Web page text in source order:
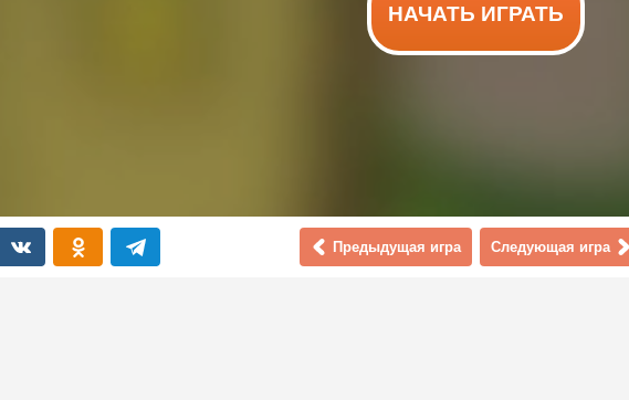
НАЧАТЬ ИГРАТЬ
Предыдущая игра Следующая игра